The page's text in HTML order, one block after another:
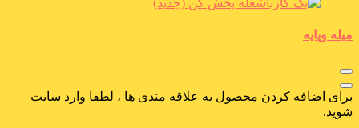
میله وپایه
برای اضافه کردن محصول به علاقه مندی ها ، لطفا وارد سایت
شوید.